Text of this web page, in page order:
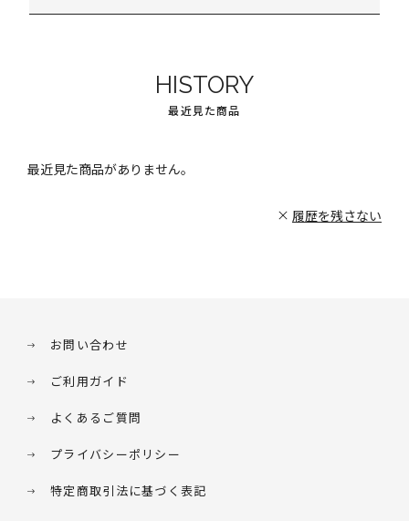
HISTORY
最近見た商品
最近見た商品がありません。
履歴を残さない
お問い合わせ
ご利用ガイド
よくあるご質問
プライバシーポリシー
特定商取引法に基づく表記